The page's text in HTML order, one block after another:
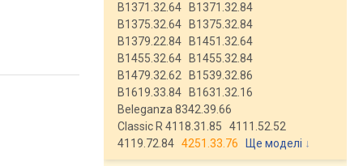
B1371.32.64
B1371.32.84
B1375.32.64
B1375.32.84
B1379.22.84
B1451.32.64
B1455.32.64
B1455.32.84
B1479.32.62
B1539.32.86
B1619.33.84
B1631.32.16
Beleganza 8342.39.66
Classic R 4118.31.85
4111.52.52
4119.72.84 4251.33.76 Ще моделі ↓